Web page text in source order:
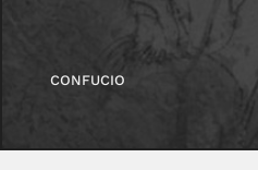
CONFUCIO